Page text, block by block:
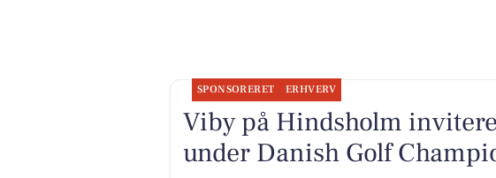
SPONSORERET ERHVERV
Viby på Hindsholm
under Danish Golf